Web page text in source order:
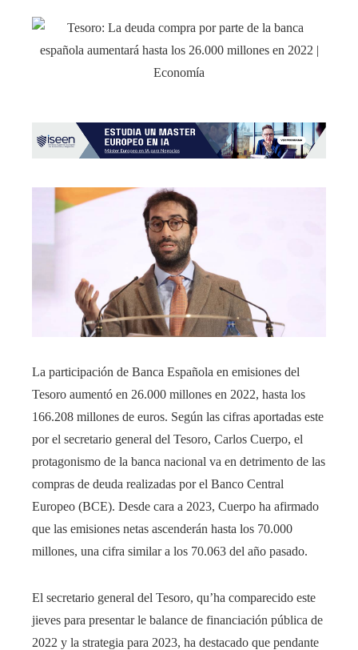
La participación de Banca Española en emisiones del
Tesoro aumentó en 26.000 millones en 2022, hasta los
166.208 millones de euros. Según las cifras aportadas este
por el secretario general del Tesoro, Carlos Cuerpo, el
protagonismo de la banca nacional va en detrimento de las
compras de deuda realizadas por el Banco Central
Europeo (BCE). Desde cara a 2023, Cuerpo ha afirmado
que las emisiones netas ascenderán hasta los 70.000
millones, una cifra similar a los 70.063 del año pasado.
El secretario general del Tesoro, qu’ha comparecido este
jieves para presentar le balance de financiación pública de
2022 y la strategia para 2023, ha destacado que pendante